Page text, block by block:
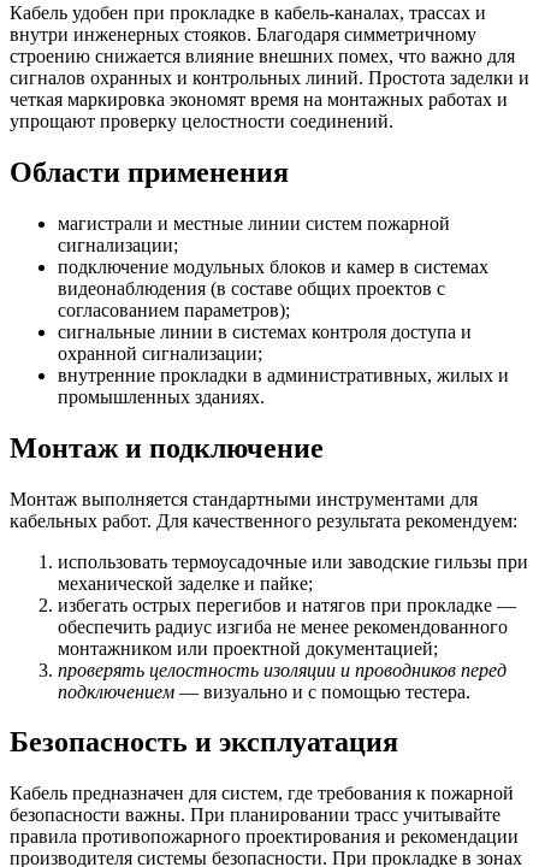
Кабель удобен при прокладке в кабель-каналах, трассах и
внутри инженерных стояков. Благодаря симметричному
строению снижается влияние внешних помех, что важно для
сигналов охранных и контрольных линий. Простота заделки и
четкая маркировка экономят время на монтажных работах и
упрощают проверку целостности соединений.
Области применения
магистрали и местные линии систем пожарной
сигнализации;
подключение модульных блоков и камер в системах
видеонаблюдения (в составе общих проектов с
согласованием параметров);
сигнальные линии в системах контроля доступа и
охранной сигнализации;
внутренние прокладки в административных, жилых и
промышленных зданиях.
Монтаж и подключение
Монтаж выполняется стандартными инструментами для
кабельных работ. Для качественного результата рекомендуем:
использовать термоусадочные или заводские гильзы при
механической заделке и пайке;
избегать острых перегибов и натягов при прокладке —
обеспечить радиус изгиба не менее рекомендованного
монтажником или проектной документацией;
проверять целостность изоляции и проводников перед
подключением — визуально и с помощью тестера.
Безопасность и эксплуатация
Кабель предназначен для систем, где требования к пожарной
безопасности важны. При планировании трасс учитывайте
правила противопожарного проектирования и рекомендации
производителя системы безопасности. При прокладке в зонах